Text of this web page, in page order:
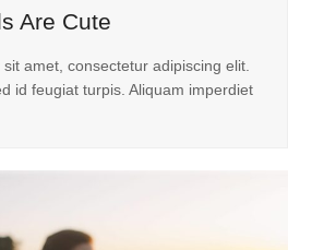
Are Cute
amet, consectetur adipiscing elit.
id feugiat turpis. Aliquam imperdiet